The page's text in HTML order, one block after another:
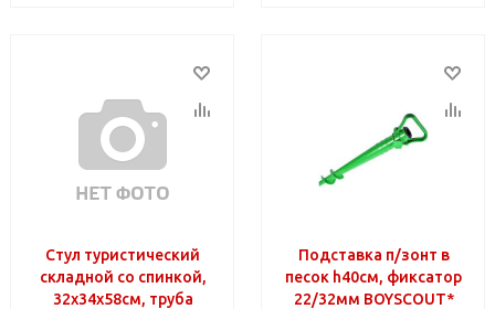
Стул туристический
складной со спинкой,
32х34х58см, труба
Подставка п/зонт в
песок h40см, фиксатор
22/32мм BOYSCOUT*